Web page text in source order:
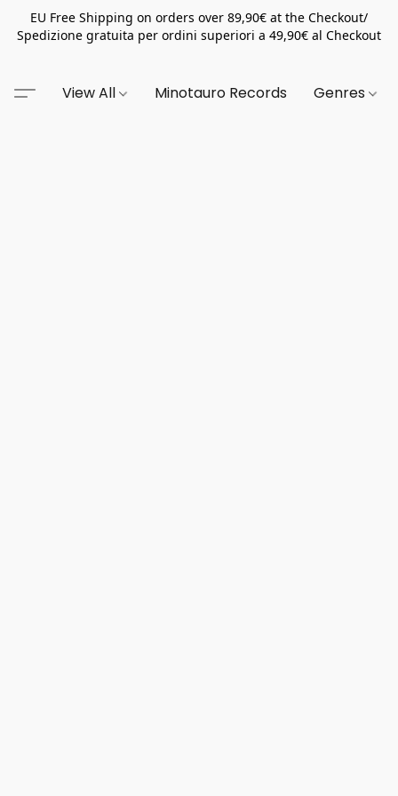
EU Free Shipping on orders over 89,90€ at the Checkout/
Spedizione gratuita per ordini superiori a 49,90€ al Checkout
View All Minotauro Records Genres